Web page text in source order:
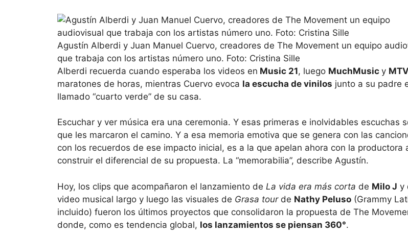
Agustín Alberdi y Juan Manuel Cuervo, creadores de The Movement un equipo
que trabaja con los artistas número uno. Foto: Cristina Sille
Alberdi recuerda cuando esperaba los videos en Music 21, luego MuchMusic y MTV
maratones de horas, mientras Cuervo evoca la escucha de vinilos junto a su padre
llamado “cuarto verde” de su casa.
Escuchar y ver música era una ceremonia. Y esas primeras e inolvidables escuchas
que les marcaron el camino. Y a esa memoria emotiva que se genera con las
con los recuerdos de ese impacto inicial, es a la que apelan ahora con la productora
construir el diferencial de su propuesta. La “memorabilia”, describe Agustín.
Hoy, los clips que acompañaron el lanzamiento de La vida era más corta de Milo J y
video musical largo y luego las visuales de Grasa tourde Nathy Peluso (Grammy
incluido) fueron los últimos proyectos que consolidaron la propuesta de The
donde, como es tendencia global, los lanzamientos se piensan 360°.